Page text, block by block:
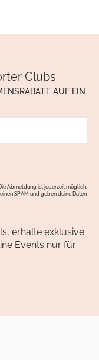
Clubs
AUF EIN
Abmeldung ist jederzeit möglich.
SPAM und geben deine Daten
erhalte exklusive
Events nur für